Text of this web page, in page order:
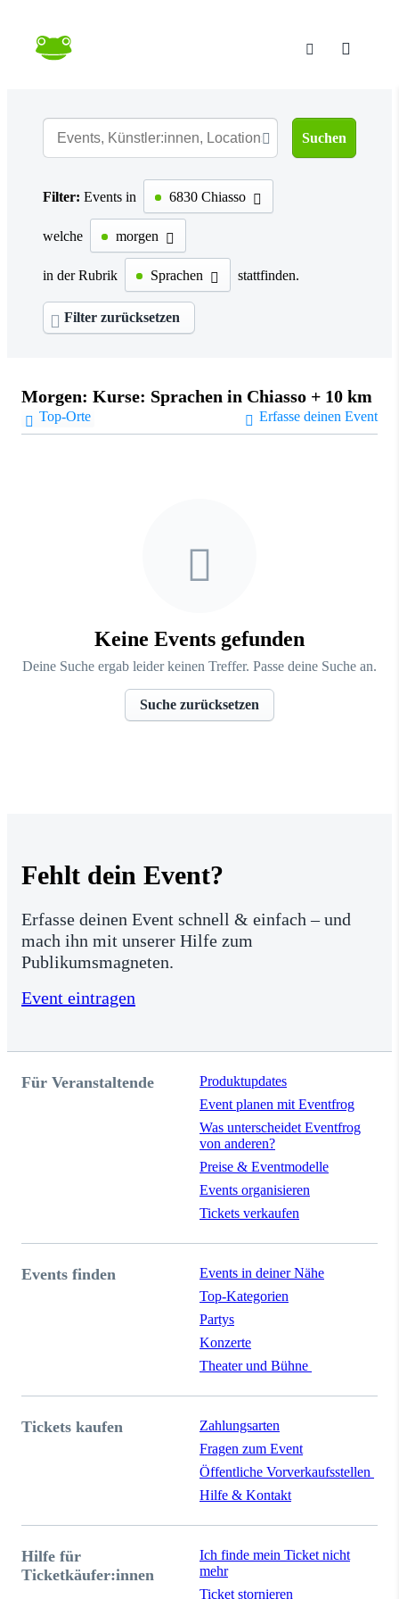
Fehlt dein Event?
Erfasse deinen Event schnell & einfach – und
mach ihn mit unserer Hilfe zum
Publikumsmagneten.
Event eintragen
Für Veranstaltende
Produktupdates
Event planen mit Eventfrog
Was unterscheidet Eventfrog
von anderen?
Preise & Eventmodelle
Events organisieren
Tickets verkaufen
Events finden
Events in deiner Nähe
Top-Kategorien
Partys
Konzerte
Theater und Bühne
Tickets kaufen
Zahlungsarten
Fragen zum Event
Öffentliche Vorverkaufsstellen
Hilfe & Kontakt
Hilfe für
Ticketkäufer:innen
Ich finde mein Ticket nicht
mehr
Ticket stornieren